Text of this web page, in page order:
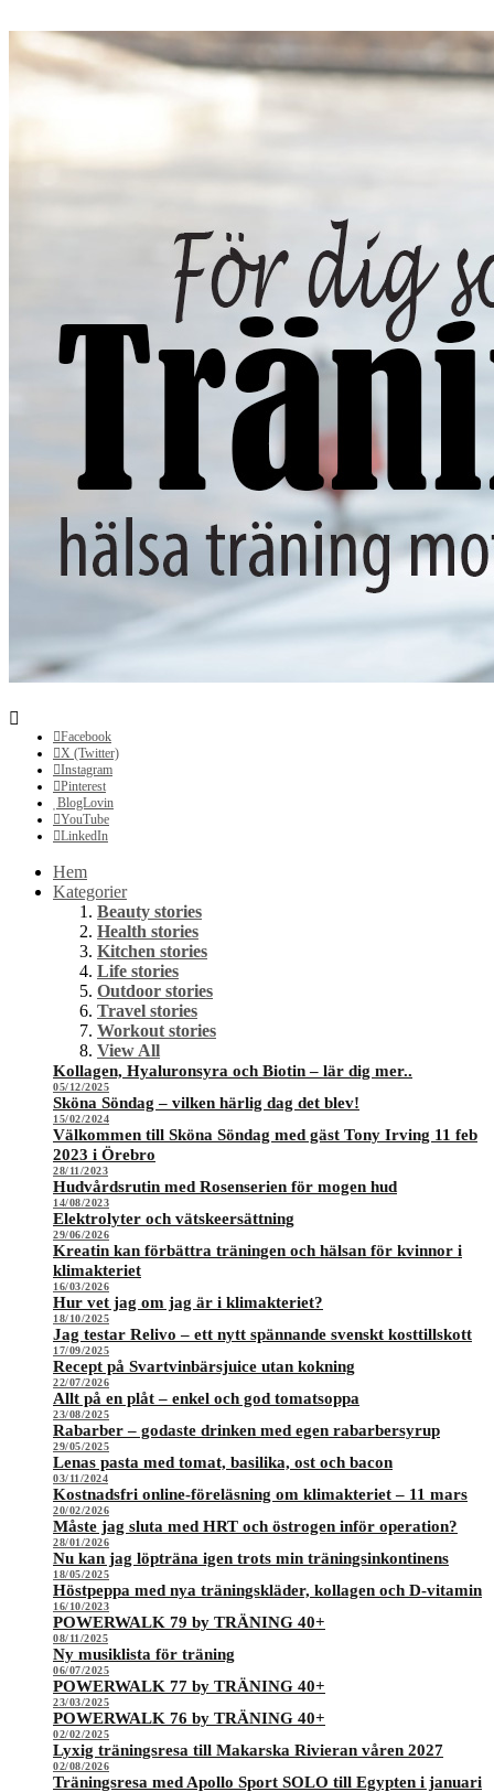
Facebook
X (Twitter)
Instagram
Pinterest
BlogLovin
YouTube
LinkedIn
Hem
Kategorier
Beauty stories
Health stories
Kitchen stories
Life stories
Outdoor stories
Travel stories
Workout stories
View All
Kollagen, Hyaluronsyra och Biotin – lär dig mer..
05/12/2025
Sköna Söndag – vilken härlig dag det blev!
15/02/2024
Välkommen till Sköna Söndag med gäst Tony Irving 11 feb
2023 i Örebro
28/11/2023
Hudvårdsrutin med Rosenserien för mogen hud
14/08/2023
Elektrolyter och vätskeersättning
29/06/2026
Kreatin kan förbättra träningen och hälsan för kvinnor i
klimakteriet
16/03/2026
Hur vet jag om jag är i klimakteriet?
18/10/2025
Jag testar Relivo – ett nytt spännande svenskt kosttillskott
17/09/2025
Recept på Svartvinbärsjuice utan kokning
22/07/2026
Allt på en plåt – enkel och god tomatsoppa
23/08/2025
Rabarber – godaste drinken med egen rabarbersyrup
29/05/2025
Lenas pasta med tomat, basilika, ost och bacon
03/11/2024
Kostnadsfri online-föreläsning om klimakteriet – 11 mars
20/02/2026
Måste jag sluta med HRT och östrogen inför operation?
28/01/2026
Nu kan jag löpträna igen trots min träningsinkontinens
18/05/2025
Höstpeppa med nya träningskläder, kollagen och D-vitamin
16/10/2023
POWERWALK 79 by TRÄNING 40+
08/11/2025
Ny musiklista för träning
06/07/2025
POWERWALK 77 by TRÄNING 40+
23/03/2025
POWERWALK 76 by TRÄNING 40+
02/02/2025
Lyxig träningsresa till Makarska Rivieran våren 2027
02/08/2026
Träningsresa med Apollo Sport SOLO till Egypten i januari